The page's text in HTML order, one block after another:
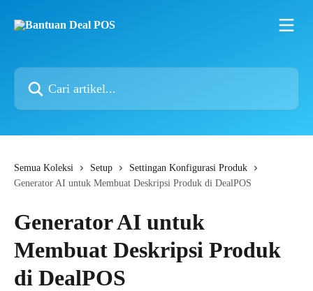
Cari artikel...
Semua Koleksi Setup
Settingan Konfigurasi Produk
Generator AI untuk Membuat Deskripsi Produk di DealPOS
Generator AI untuk
Membuat Deskripsi Produk
di DealPOS